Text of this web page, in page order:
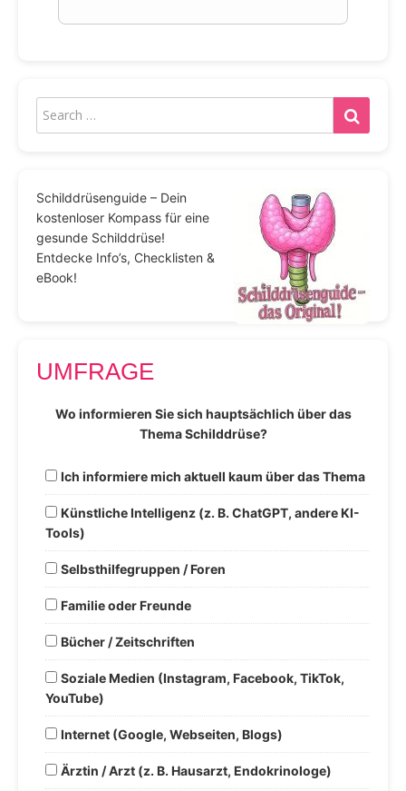
Schilddrüsenguide – Dein
kostenloser Kompass für eine
gesunde Schilddrüse!
Entdecke Info’s, Checklisten &
eBook!
UMFRAGE
Wo informieren Sie sich hauptsächlich über das
Thema Schilddrüse?
Ich informiere mich aktuell kaum über das Thema
Künstliche Intelligenz (z. B. ChatGPT, andere KI-
Tools)
Selbsthilfegruppen / Foren
Familie oder Freunde
Bücher / Zeitschriften
Soziale Medien (Instagram, Facebook, TikTok,
YouTube)
Internet (Google, Webseiten, Blogs)
Ärztin / Arzt (z. B. Hausarzt, Endokrinologe)